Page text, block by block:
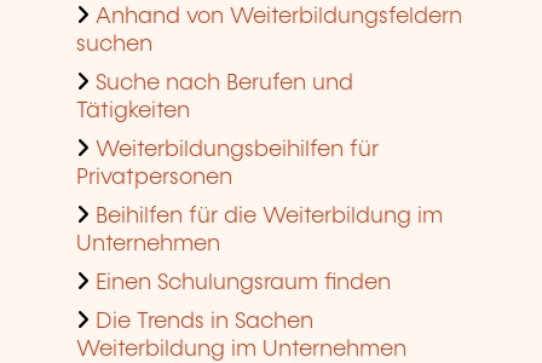
Anhand von Weiterbildungsfeldern
suchen
Suche nach Berufen und
Tätigkeiten
Weiterbildungsbeihilfen für
Privatpersonen
Beihilfen für die Weiterbildung im
Unternehmen
Einen Schulungsraum finden
Die Trends in Sachen
Weiterbildung im Unternehmen